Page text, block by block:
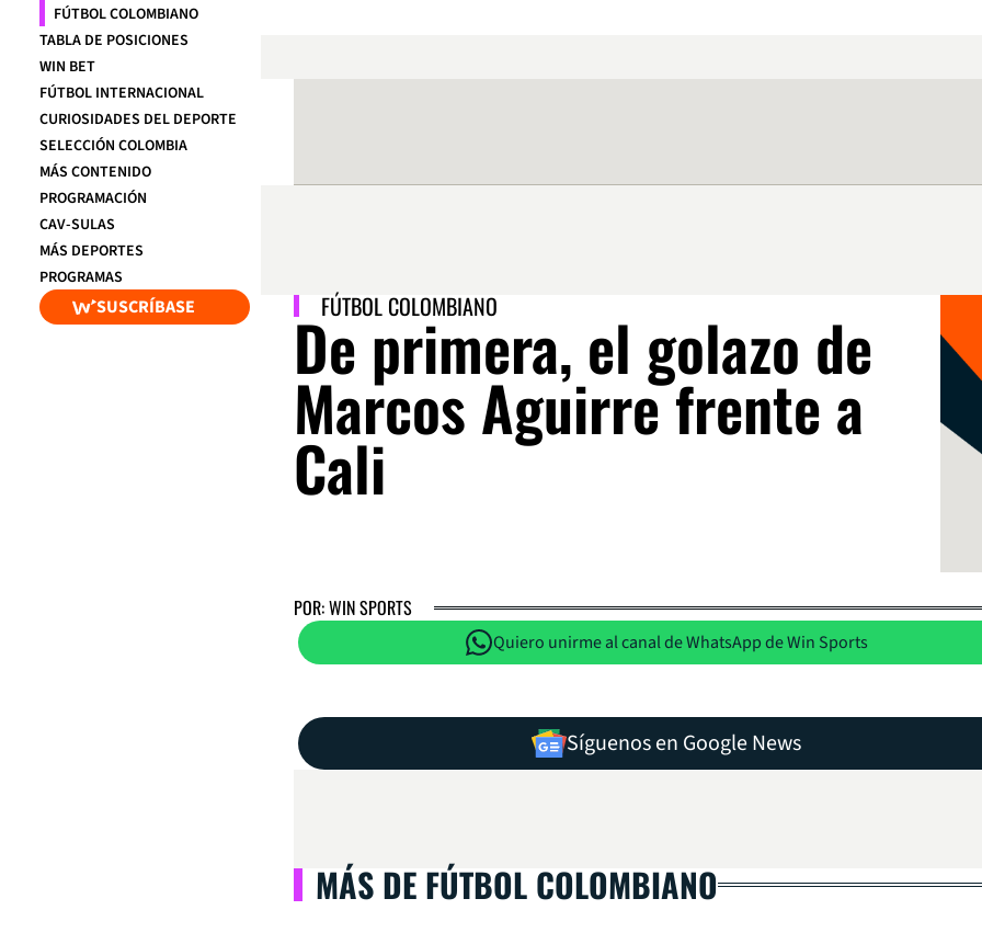
FÚTBOL COLOMBIANO
TABLA DE POSICIONES
WIN BET
FÚTBOL INTERNACIONAL
CURIOSIDADES DEL DEPORTE
SELECCIÓN COLOMBIA
MÁS CONTENIDO
PROGRAMACIÓN
CAV-SULAS
MÁS DEPORTES
PROGRAMAS
SUSCRÍBASE FÚTBOL COLOMBIANO
De primera, el golazo de
Marcos Aguirre frente a
Cali
POR: WIN SPORTS
Quiero unirme al canal de WhatsApp de Win Sports
Síguenos en Google News
MÁS DE FÚTBOL COLOMBIANO